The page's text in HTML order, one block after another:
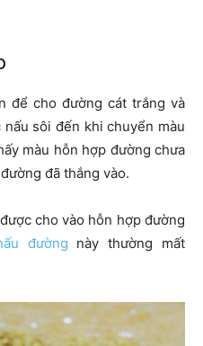
để cho đường cát trắng và
sôi đến khi chuyển màu
màu hỗn hợp đường chưa
đã thắng vào.
cho vào hỗn hợp đường
đường này thường mất